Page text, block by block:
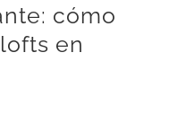
cómo
en